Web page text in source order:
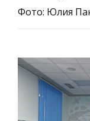
Фото: Юлия